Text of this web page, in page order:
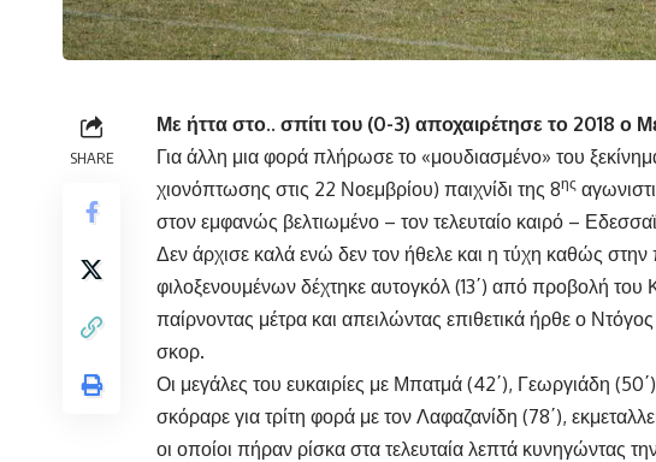
SHARE
Με ήττα στο.. σπίτι του (0-3) αποχαιρέτησε το 2018 ο
Για άλλη μια φορά πλήρωσε το «μουδιασμένο» του
χιονόπτωσης στις 22 Νοεμβρίου) παιχνίδι της 8ης
στον εμφανώς βελτιωμένο – τον τελευταίο καιρό –
Δεν άρχισε καλά ενώ δεν τον ήθελε και η τύχη καθώς
φιλοξενουμένων δέχτηκε αυτογκόλ (13΄) από προβολή
παίρνοντας μέτρα και απειλώντας επιθετικά ήρθε ο
σκορ.
Οι μεγάλες του ευκαιρίες με Μπατμά (42΄), Γεωργιάδη
σκόραρε για τρίτη φορά με τον Λαφαζανίδη (78΄),
οι οποίοι πήραν ρίσκα στα τελευταία λεπτά κυνηγώντας